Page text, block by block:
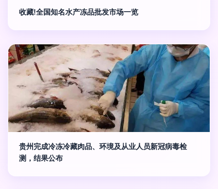
收藏!全国知名水产冻品批发市场一览
贵州完成冷冻冷藏肉品、环境及从业人员新冠病毒检
测，结果公布